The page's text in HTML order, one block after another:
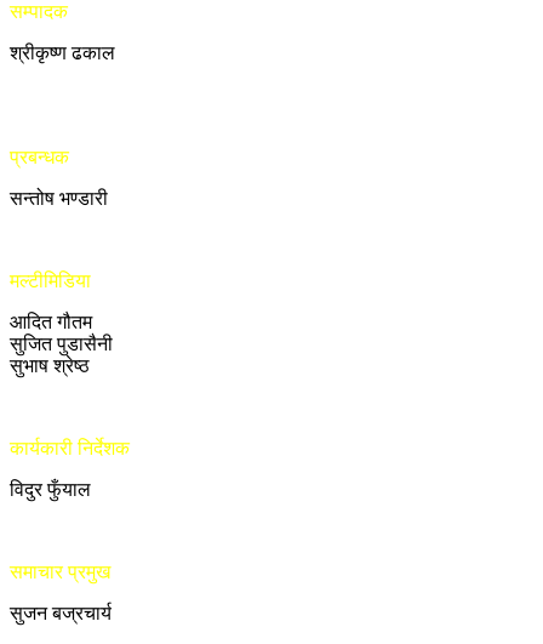
सम्पादक
श्रीकृष्ण ढकाल
प्रबन्धक
सन्तोष भण्डारी
मल्टीमिडिया
आदित गौतम
सुजित पुडासैनी
सुभाष श्रेष्ठ
कार्यकारी निर्देशक
विदुर फुँयाल
समाचार प्रमुख
सुजन बज्रचार्य